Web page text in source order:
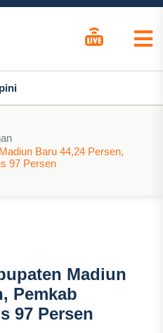
Baru 44,24 Persen,
97 Persen
Madiun
Pemkab
97 Persen